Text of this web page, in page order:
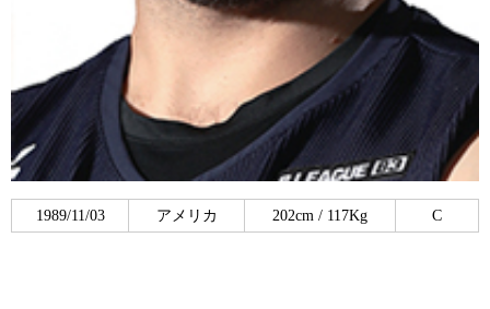
1989/11/03 アメリカ 202cm / 117Kg C